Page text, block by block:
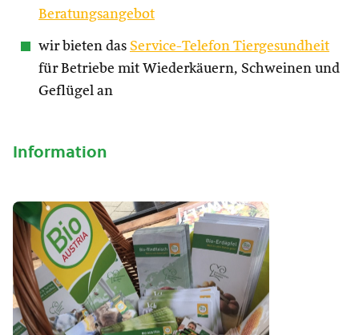
Beratungsangebot
wir bieten das Service-Telefon Tiergesundheit
für Betriebe mit Wiederkäuern, Schweinen und
Geflügel an
Information